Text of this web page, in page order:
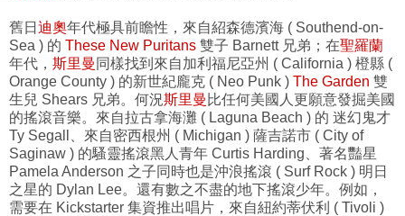
舊日 迪奧年代極具前瞻性，來自紹森德濱海 ( Southend-on-
Sea ) 的 These New Puritans 雙子 Barnett 兄弟；在聖羅蘭
年代， 斯里曼 同樣找到來自加利福尼亞州 ( California ) 橙縣 (
Orange County ) 的新世紀龐克 ( Neo Punk ) The Garden 雙
生兒 Shears 兄弟。何況斯里曼 比任何美國人更願意發掘美國
的搖滾音樂。來自拉古拿海灘 ( Laguna Beach ) 的 迷幻鬼才
Ty Segall、來自密西根州 ( Michigan ) 薩吉諾市 ( City of
Saginaw ) 的騷靈搖滾黑人青年 Curtis Harding、著名豔星
Pamela Anderson 之子同時也是沖浪搖滾 ( Surf Rock ) 明日
之星的 Dylan Lee。還有數之不盡的地下搖滾少年。例如，
需要在 Kickstarter 集資推出唱片，來自紐約蒂伏利 ( Tivoli )